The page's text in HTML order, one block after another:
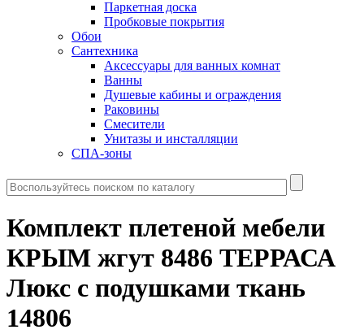
Паркетная доска
Пробковые покрытия
Обои
Сантехника
Аксессуары для ванных комнат
Ванны
Душевые кабины и ограждения
Раковины
Смесители
Унитазы и инсталляции
СПА-зоны
Комплект плетеной мебели
КРЫМ жгут 8486 ТЕРРАСА
Люкс с подушками ткань
14806